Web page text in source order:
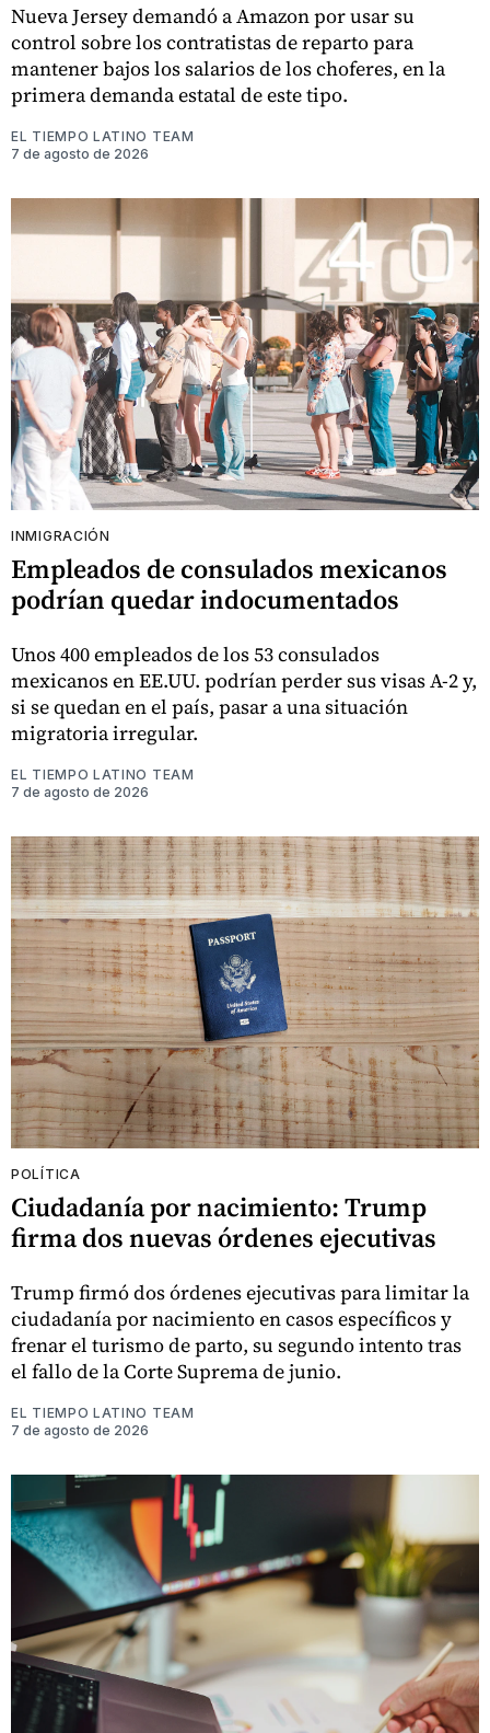
Nueva Jersey demandó a Amazon por usar su
control sobre los contratistas de reparto para
mantener bajos los salarios de los choferes, en la
primera demanda estatal de este tipo.
EL TIEMPO LATINO TEAM
7 de agosto de 2026
INMIGRACIÓN
Empleados de consulados mexicanos
podrían quedar indocumentados
Unos 400 empleados de los 53 consulados
mexicanos en EE.UU. podrían perder sus visas A-2 y,
si se quedan en el país, pasar a una situación
migratoria irregular.
EL TIEMPO LATINO TEAM
7 de agosto de 2026
POLÍTICA
Ciudadanía por nacimiento: Trump
firma dos nuevas órdenes ejecutivas
Trump firmó dos órdenes ejecutivas para limitar la
ciudadanía por nacimiento en casos específicos y
frenar el turismo de parto, su segundo intento tras
el fallo de la Corte Suprema de junio.
EL TIEMPO LATINO TEAM
7 de agosto de 2026